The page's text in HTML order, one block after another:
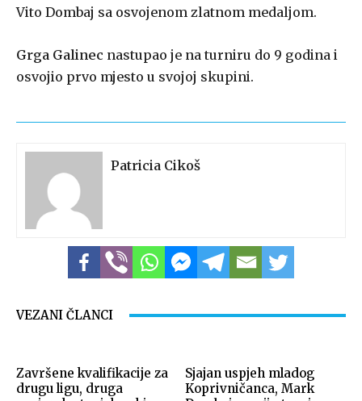
Vito Dombaj sa osvojenom zlatnom medaljom.
Grga Galinec nastupao je na turniru do 9 godina i
osvojio prvo mjesto u svojoj skupini.
Patricia Cikoš
VEZANI ČLANCI
Završene kvalifikacije za
drugu ligu, druga
Sjajan uspjeh mladog
Koprivničanca, Mark